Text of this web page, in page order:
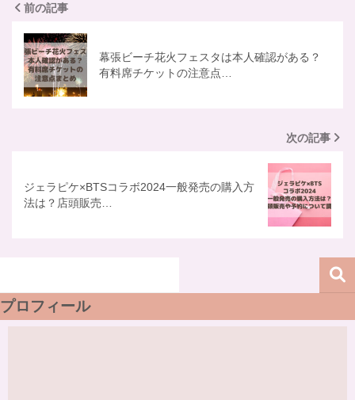
前の記事
幕張ビーチ花火フェスタは本人確認がある？
有料席チケットの注意点…
次の記事
ジェラピケ×BTSコラボ2024一般発売の購入方
法は？店頭販売…
プロフィール